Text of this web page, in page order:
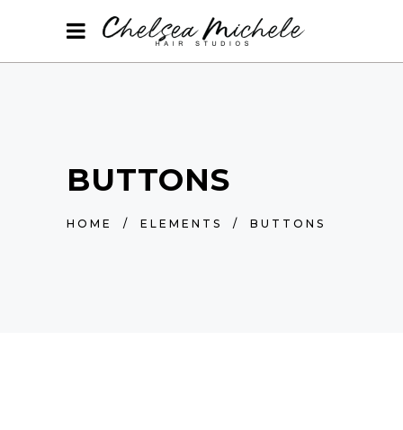
BUTTONS
HOME / ELEMENTS / BUTTONS